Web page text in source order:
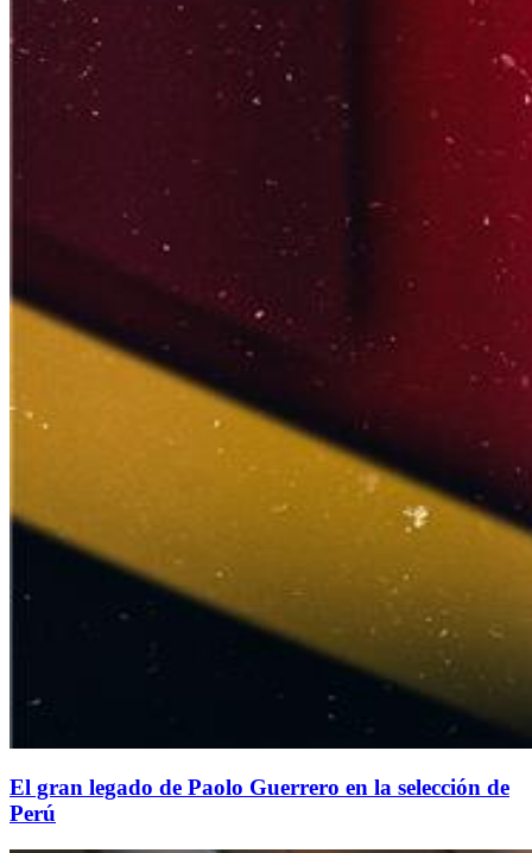
El gran legado de Paolo Guerrero en la selección de
Perú